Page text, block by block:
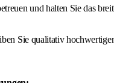
und halten Sie das
Sie qualitativ